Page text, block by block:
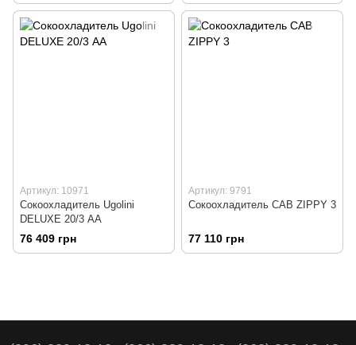
Артикул: 10971
Сокоохладитель Ugolini
DELUXE 20/3 АА
76 409 грн
Артикул: 9791
Сокоохладитель CAB ZIPPY 3
77 110 грн